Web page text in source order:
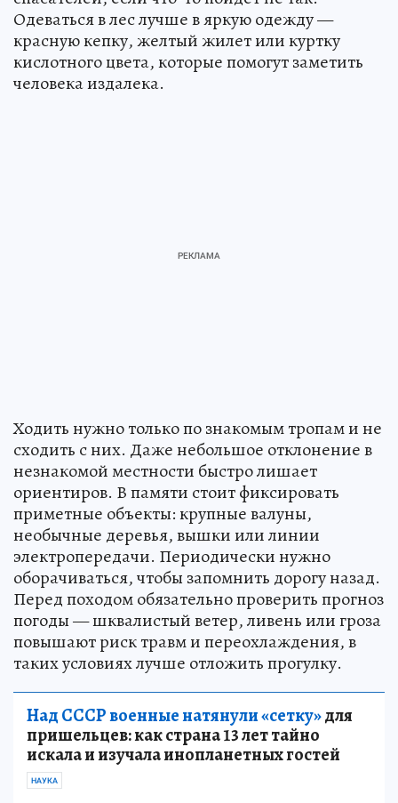
Одеваться в лес лучше в яркую одежду —
красную кепку, желтый жилет или куртку
кислотного цвета, которые помогут заметить
человека издалека.
Ходить нужно только по знакомым тропам и не
сходить с них. Даже небольшое отклонение в
незнакомой местности быстро лишает
ориентиров. В памяти стоит фиксировать
приметные объекты: крупные валуны,
необычные деревья, вышки или линии
электропередачи. Периодически нужно
оборачиваться, чтобы запомнить дорогу назад.
Перед походом обязательно проверить прогноз
погоды — шквалистый ветер, ливень или гроза
повышают риск травм и переохлаждения, в
таких условиях лучше отложить прогулку.
Над СССР военные натянули «сетку»для
пришельцев: как страна 13 лет тайно
искала и изучала инопланетных гостей
НАУКА